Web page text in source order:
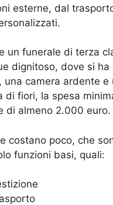
esterne, dal
un funerale di terza
dignitoso, dove si ha
una camera ardente e
di fiori, la spesa
di almeno 2.000 euro.
costano poco, che
funzioni basi, quali: